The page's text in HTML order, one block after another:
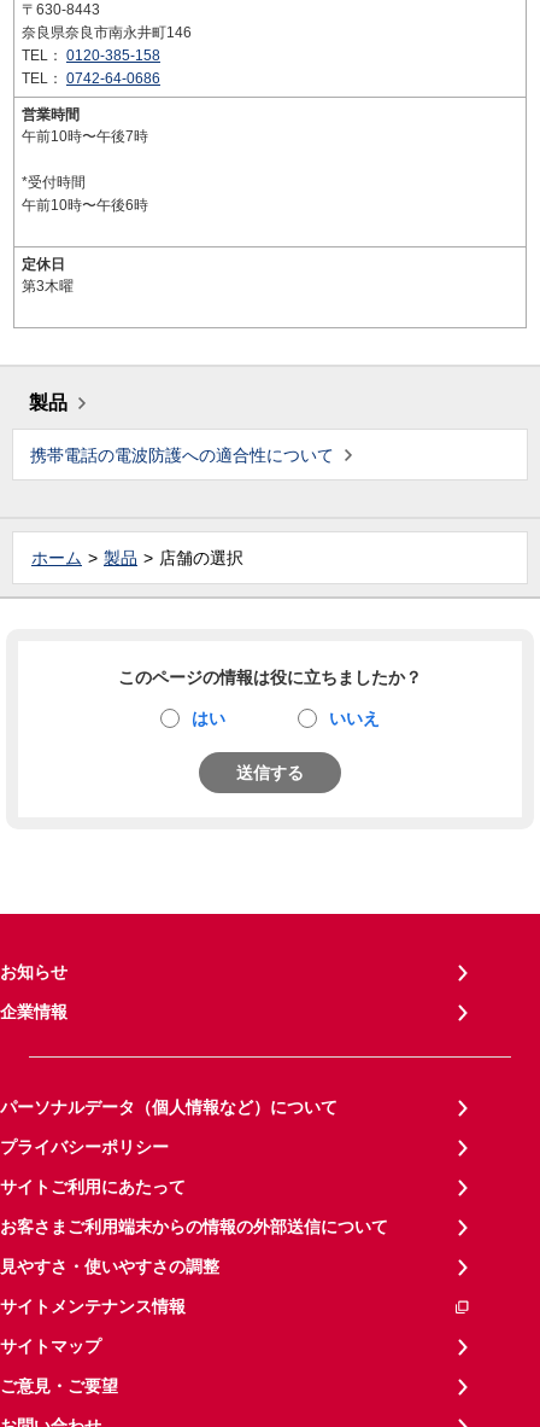
〒630-8443
奈良県奈良市南永井町146
TEL： 0120-385-158
TEL： 0742-64-0686
営業時間
午前10時〜午後7時
*受付時間
午前10時〜午後6時
定休日
第3木曜
製品
携帯電話の電波防護への適合性について
ホーム 製品 店舗の選択
このページの情報は役に立ちましたか？
はい いいえ
送信する
お知らせ
企業情報
パーソナルデータ（個人情報など）について
プライバシーポリシー
サイトご利用にあたって
お客さまご利用端末からの情報の外部送信について
見やすさ・使いやすさの調整
サイトメンテナンス情報
サイトマップ
ご意見・ご要望